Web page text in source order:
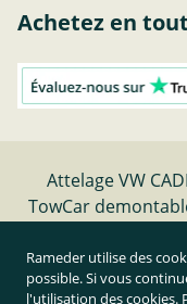
Achetez en
Attelage VW
TowCar
Rameder utilise des
possible. Si vous
l'utilisation des